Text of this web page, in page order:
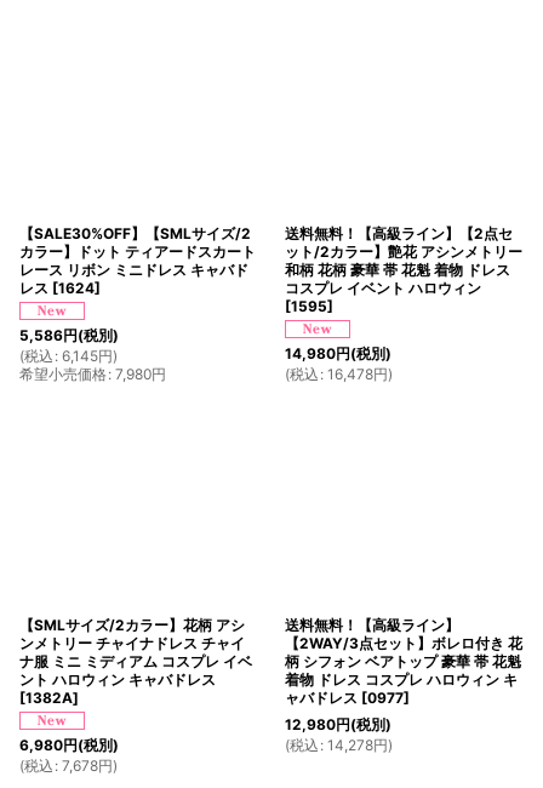
【SALE30%OFF】【SMLサイズ/2
カラー】ドット ティアードスカート
レース リボン ミニドレス キャバド
レス [1624]
5,586円(税別)
(税込 : 6,145円)
希望小売価格: 7,980円
送料無料！【高級ライン】【2点セ
ット/2カラー】艶花 アシンメトリー
和柄 花柄 豪華 帯 花魁 着物 ドレス
コスプレ イベント ハロウィン
[1595]
14,980円(税別)
(税込 : 16,478円)
【SMLサイズ/2カラー】花柄 アシ
ンメトリー チャイナドレス チャイ
ナ服 ミニ ミディアム コスプレ イベ
ント ハロウィン キャバドレス
[1382A]
6,980円(税別)
(税込 : 7,678円)
送料無料！【高級ライン】
【2WAY/3点セット】ボレロ付き 花
柄 シフォン ベアトップ 豪華 帯 花魁
着物 ドレス コスプレ ハロウィン キ
ャバドレス [0977]
12,980円(税別)
(税込 : 14,278円)